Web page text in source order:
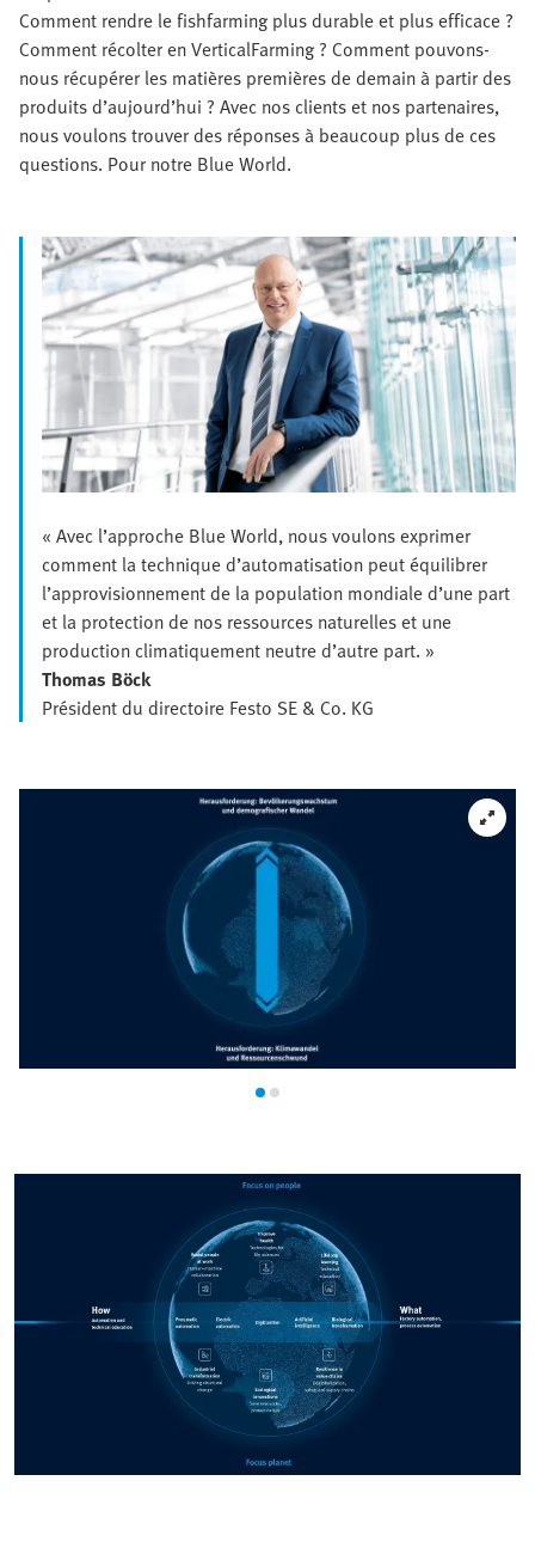
Comment rendre le fishfarming plus durable et plus efficace ?
Comment récolter en VerticalFarming ? Comment pouvons-
nous récupérer les matières premières de demain à partir des
produits d’aujourd’hui ? Avec nos clients et nos partenaires,
nous voulons trouver des réponses à beaucoup plus de ces
questions. Pour notre Blue World.
« Avec l’approche Blue World, nous voulons exprimer
comment la technique d’automatisation peut équilibrer
l’approvisionnement de la population mondiale d’une part
et la protection de nos ressources naturelles et une
production climatiquement neutre d’autre part. »
Thomas Böck
Président du directoire Festo SE & Co. KG